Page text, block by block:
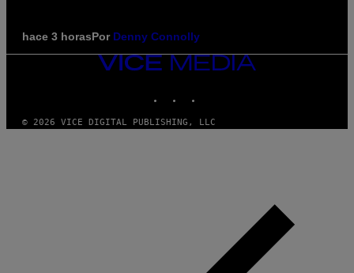
hace 3 horasPor Denny Connolly
VICE
MEDIA
© 2026 VICE DIGITAL PUBLISHING, LLC